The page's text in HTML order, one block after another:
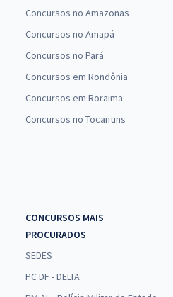
Concursos no Amazonas
Concursos no Amapá
Concursos no Pará
Concursos em Rondônia
Concursos em Roraima
Concursos no Tocantins
CONCURSOS MAIS
PROCURADOS
SEDES
PC DF - DELTA